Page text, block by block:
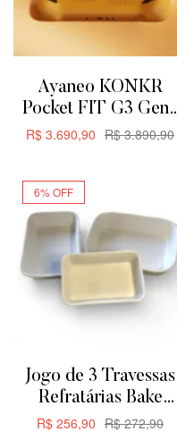
Ayaneo KONKR
Pocket FIT G3 Gen3
8GB + 128GB –
R$3.890,90
R$ 3.690,90
6% OFF
Jogo de 3 Travessas
Refratárias Bake
Oxford Para Servir ou
R$272,90
R$ 256,90